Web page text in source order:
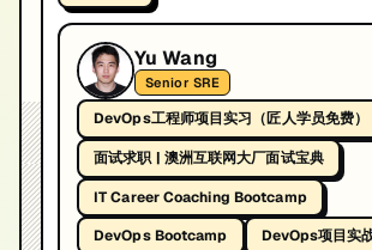
Yu Wang
Senior SRE
DevOps工程师项目实习（匠人学员免费）
面试求职 | 澳洲互联网大厂面试宝典
IT Career Coaching Bootcamp
DevOps Bootcamp
DevOps项目实